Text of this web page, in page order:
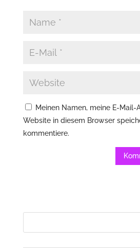
Meinen Namen, meine E-Mail-
Website in diesem Browser
kommentiere.